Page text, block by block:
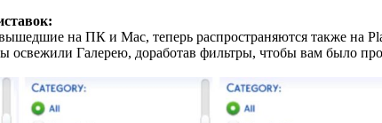
на ПК и Mac, теперь распространяются также на
освежили Галерею, доработав фильтры, чтобы вам было